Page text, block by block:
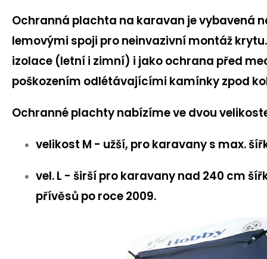
Ochranná plachta na karavan je vybavená
lemovými spoji pro neinvazivní montáž
izolace (letní i zimní) i jako ochrana před
poškozením odlétávajícími kamínky zpod
Ochranné plachty nabízíme ve dvou
velikost M - užší, pro karavany s max.
vel. L - širší pro karavany nad 240 cm
přívěsů po roce 2009.